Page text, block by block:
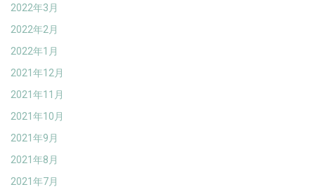
2022年3月
2022年2月
2022年1月
2021年12月
2021年11月
2021年10月
2021年9月
2021年8月
2021年7月